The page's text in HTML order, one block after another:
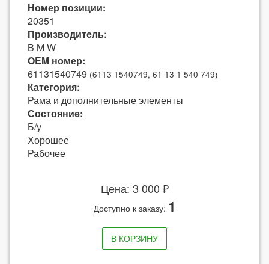
Номер позиции:
20351
Производитель:
B M W
OEM номер:
61131540749 (6113 1540749, 61 13 1 540 749)
Категория:
Рама и дополнительные элементы
Состояние:
Б/у
Хорошее
Рабочее
Цена: 3 000 ₽
Доступно к заказу: 1
В КОРЗИНУ